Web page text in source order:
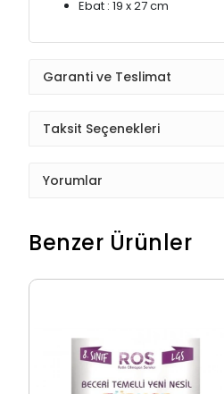
Ebat : 19 x 27 cm
Garanti ve Teslimat
Taksit Seçenekleri
Yorumlar
Benzer Ürünler